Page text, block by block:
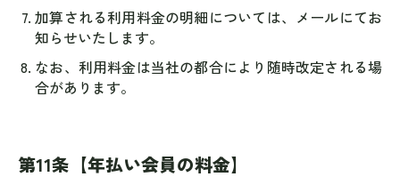
加算される利用料金の明細については、メールにてお
知らせいたします。
なお、利用料金は当社の都合により随時改定される場
合があります。
第11条【年払い会員の料金】